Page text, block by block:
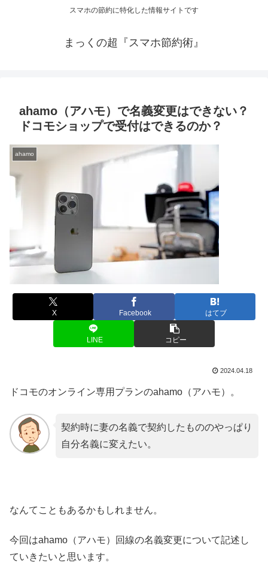
スマホの節約に特化した情報サイトです
まっくの超『スマホ節約術』
ahamo（アハモ）で名義変更はできない？
ドコモショップで受付はできるのか？
ahamo
X Facebook はてブ
LINE コピー
2024.04.18
ドコモのオンライン専用プランのahamo（アハモ）。
契約時に妻の名義で契約したもののやっぱり
自分名義に変えたい。
なんてこともあるかもしれません。
今回はahamo（アハモ）回線の名義変更について記述し
ていきたいと思います。